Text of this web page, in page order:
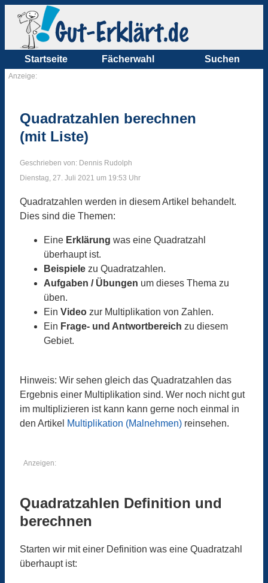
Startseite Fächerwahl Suchen
Anzeige:
Quadratzahlen berechnen
(mit Liste)
Geschrieben von: Dennis Rudolph
Dienstag, 27. Juli 2021 um 19:53 Uhr
Quadratzahlen werden in diesem Artikel behandelt.
Dies sind die Themen:
Eine Erklärung was eine Quadratzahl
überhaupt ist.
Beispiele zu Quadratzahlen.
Aufgaben / Übungen um dieses Thema zu
üben.
Ein Video zur Multiplikation von Zahlen.
Ein Frage- und Antwortbereich zu diesem
Gebiet.
Hinweis: Wir sehen gleich das Quadratzahlen das
Ergebnis einer Multiplikation sind. Wer noch nicht gut
im multiplizieren ist kann kann gerne noch einmal in
den Artikel Multiplikation (Malnehmen) reinsehen.
Anzeigen:
Quadratzahlen Definition und
berechnen
Starten wir mit einer Definition was eine Quadratzahl
überhaupt ist: